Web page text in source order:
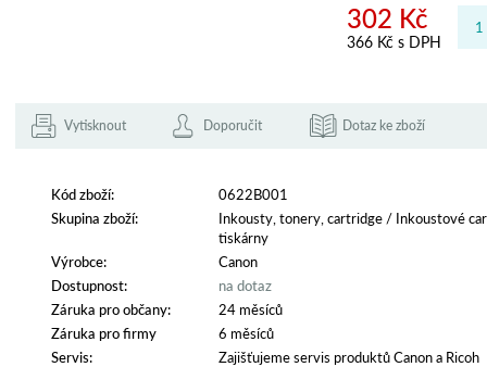
302 Kč
366 Kč s DPH
Vytisknout Doporučit Dotaz ke zboží
Kód zboží:
0622B001
Skupina zboží:
Inkousty, tonery, cartridge / Inkoustové
tiskárny
Výrobce:
Canon
Dostupnost:
na dotaz
Záruka pro občany:
24 měsíců
Záruka pro firmy
6 měsíců
Servis:
Zajišťujeme servis produktů Canon a Ricoh